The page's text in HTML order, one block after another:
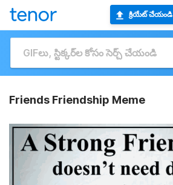
క్రియేట్ చేయండి
Friends Friendship Meme